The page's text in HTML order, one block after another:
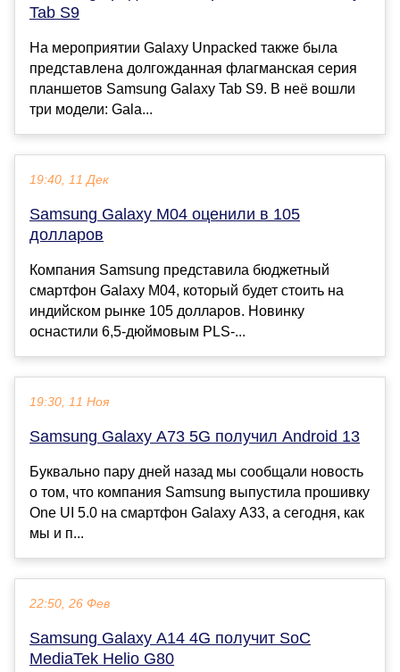
Tab S9
На мероприятии Galaxy Unpacked также была
представлена ​​долгожданная флагманская серия
планшетов Samsung Galaxy Tab S9. В неё вошли
три модели: Gala...
19:40, 11 Дек
Samsung Galaxy M04 оценили в 105
долларов
Компания Samsung представила бюджетный
смартфон Galaxy M04, который будет стоить на
индийском рынке 105 долларов. Новинку
оснастили 6,5-дюймовым PLS-...
19:30, 11 Ноя
Samsung Galaxy A73 5G получил Android 13
Буквально пару дней назад мы сообщали новость
о том, что компания Samsung выпустила прошивку
One UI 5.0 на смартфон Galaxy A33, а сегодня, как
мы и п...
22:50, 26 Фев
Samsung Galaxy A14 4G получит SoC
MediaTek Helio G80